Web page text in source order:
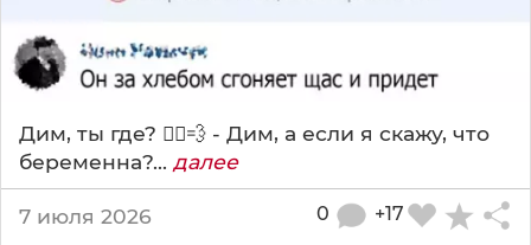
Дим, ты где? 🏃‍♂️💨 - Дим, а если я скажу, что
беременна?... далее
7 июля 2026 +17
0